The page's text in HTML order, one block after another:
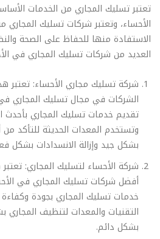
تعتبر تسليك المجاري من الخدمات
الأحساء، وتعتبر شركات تسليك
الاستفادة منها للحفاظ على الصحة
العديد من شركات تسليك المجاري في
شركة تسليك مجاري الأحساء: تعتبر
الشركات في مجال تسليك المجاري
تقديم خدمات تسليك المجاري بأحدث
وتستخدم المعدات الحديثة للتأكد
بشكل جيد وإزالة الانسدادات بشكل
شركة الأحساء لتسليك المجاري:
أفضل شركات تسليك المجاري في
خدمات تسليك المجاري بجودة
التقنيات والمعدات لتنظيف المجاري
بشكل دائم.